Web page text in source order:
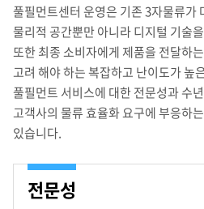
풀필먼트센터 운영은 기존 3자물류가
물리적 공간뿐만 아니라 디지털 기술
또한 최종 소비자에게 제품을 전달하
고려 해야 하는 복잡하고 난이도가 높
풀필먼트 서비스에 대한 전문성과 수
고객사의 물류 효율화 요구에 부응하
있습니다.
전문성